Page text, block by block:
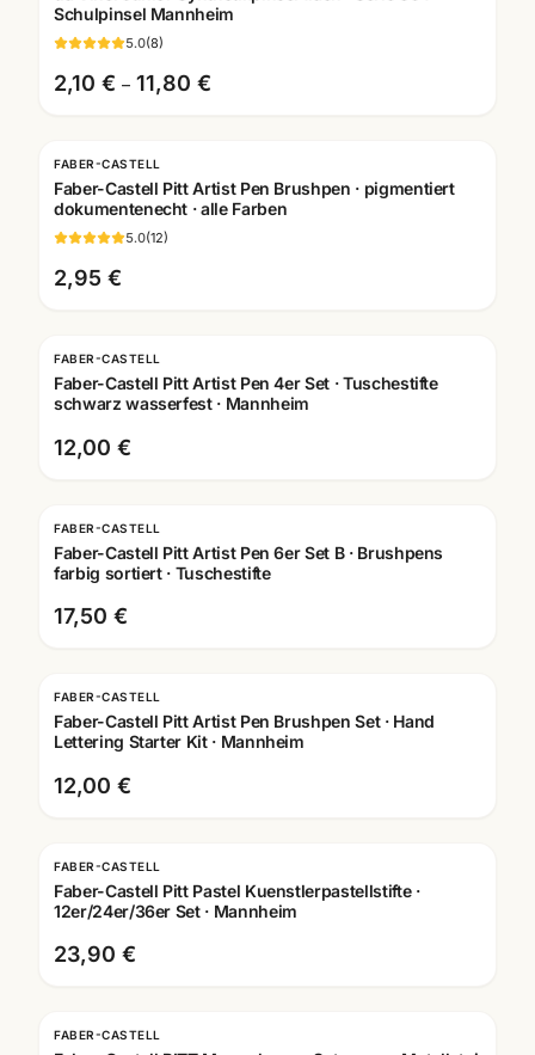
Schulpinsel Mannheim
5.0(8)
2,10 € – 11,80 €
FABER-CASTELL
Faber-Castell Pitt Artist Pen Brushpen · pigmentiert
dokumentenecht · alle Farben
5.0(12)
2,95 €
FABER-CASTELL
Faber-Castell Pitt Artist Pen 4er Set · Tuschestifte
schwarz wasserfest · Mannheim
12,00 €
FABER-CASTELL
Faber-Castell Pitt Artist Pen 6er Set B · Brushpens
farbig sortiert · Tuschestifte
17,50 €
FABER-CASTELL
Faber-Castell Pitt Artist Pen Brushpen Set · Hand
Lettering Starter Kit · Mannheim
12,00 €
FABER-CASTELL
Faber-Castell Pitt Pastel Kuenstlerpastellstifte ·
12er/24er/36er Set · Mannheim
23,90 €
FABER-CASTELL